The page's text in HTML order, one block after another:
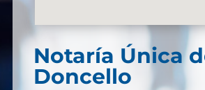
Notaría Única
Doncello